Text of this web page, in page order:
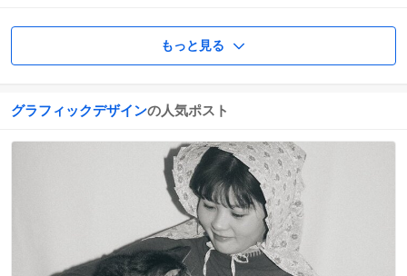
もっと見る
グラフィックデザインの人気ポスト